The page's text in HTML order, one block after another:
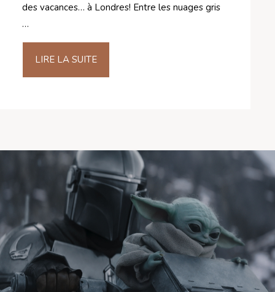
des vacances… à Londres! Entre les nuages gris
…
LIRE LA SUITE